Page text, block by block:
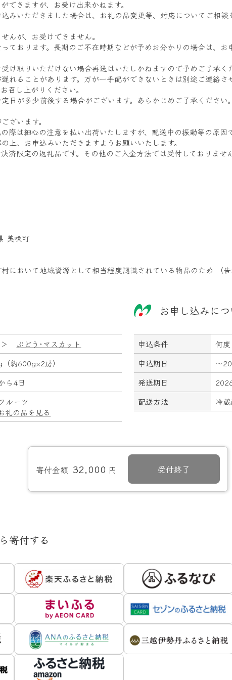
できますが、お受け出来かねます。
みいただきました場合は、お礼の品変更等、対応についてご相
んが、お受けできません。
ております。長期のご不在時期などが予めお分かりの場合は、
け取りいただけない場合再送はいたしかねますので予めご了承
れることがあります。万が一手配ができないときは別途ご連絡さ
召し上がりください。
日が多少前後する場合がございます。あらかじめご了承ください。
ざいます。
際は細心の注意を払い出荷いたしますが、配送中の振動等の原因
上、お申込みいただきますようお願いいたします。
済限定の返礼品です。その他のご入金方法では受付しておりま
美咲町
において地域資源として相当程度認識されている物品のため （告
＞
ぶどう･マスカット
約600g×2房）
ら4日
ルーツ
礼の品を見る
お申し込みに
申込条件
何
申込期日
～
発送期日
配送方法
冷
寄付金額 32,000 円 受付終了
寄付する